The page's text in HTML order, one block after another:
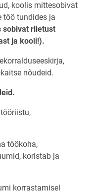
koolis mittesobivat
ja
sobivat riietust
ja kooli!).
nõudeid.
töökoha,
koristab ja
korrastamisel